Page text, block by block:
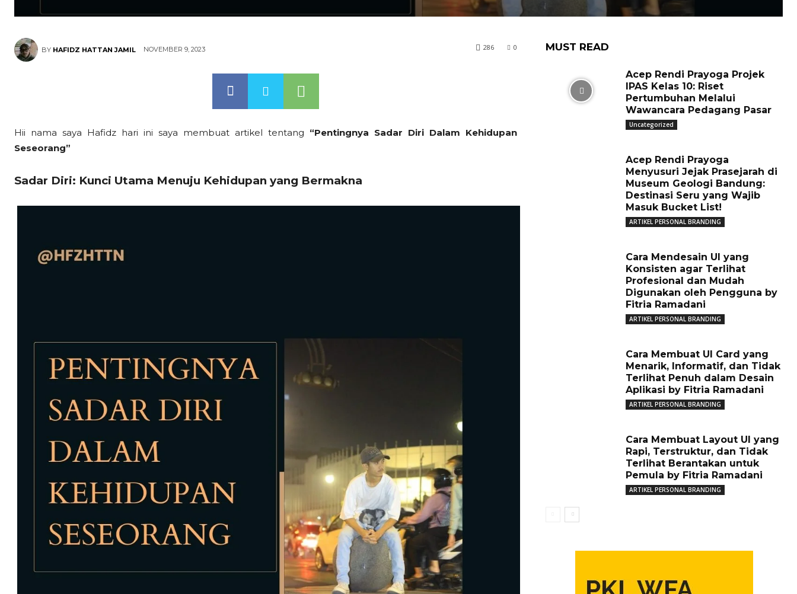
BY HAFIDZ HATTAN JAMIL NOVEMBER 9, 2023 0
286
Hii nama saya Hafidz hari ini saya membuat artikel tentang “Pentingnya Sadar Diri Dalam Kehidupan
Seseorang”
Sadar Diri: Kunci Utama Menuju Kehidupan yang Bermakna
MUST READ
Acep Rendi Prayoga Projek
IPAS Kelas 10: Riset
Pertumbuhan Melalui
Wawancara Pedagang Pasar
Uncategorized
Acep Rendi Prayoga
Menyusuri Jejak Prasejarah di
Museum Geologi Bandung:
Destinasi Seru yang Wajib
Masuk Bucket List!
ARTIKEL PERSONAL BRANDING
Cara Mendesain UI yang
Konsisten agar Terlihat
Profesional dan Mudah
Digunakan oleh Pengguna by
Fitria Ramadani
ARTIKEL PERSONAL BRANDING
Cara Membuat UI Card yang
Menarik, Informatif, dan Tidak
Terlihat Penuh dalam Desain
Aplikasi by Fitria Ramadani
ARTIKEL PERSONAL BRANDING
Cara Membuat Layout UI yang
Rapi, Terstruktur, dan Tidak
Terlihat Berantakan untuk
Pemula by Fitria Ramadani
ARTIKEL PERSONAL BRANDING